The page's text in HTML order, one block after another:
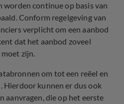
continue op basis van
Conform regelgeving van
verplicht om een aanbod
dat het aanbod zoveel
zijn.
om tot een reëel en
Hierdoor kunnen er dus ook
aanvragen, die op het eerste